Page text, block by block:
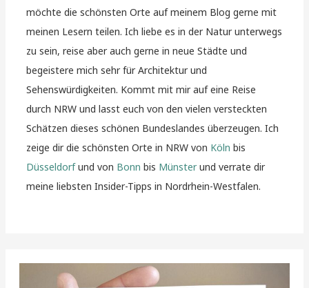
möchte die schönsten Orte auf meinem Blog gerne mit
meinen Lesern teilen. Ich liebe es in der Natur unterwegs
zu sein, reise aber auch gerne in neue Städte und
begeistere mich sehr für Architektur und
Sehenswürdigkeiten. Kommt mit mir auf eine Reise
durch NRW und lasst euch von den vielen versteckten
Schätzen dieses schönen Bundeslandes überzeugen. Ich
zeige dir die schönsten Orte in NRW von Köln bis
Düsseldorfund von Bonn bis Münsterund verrate dir
meine liebsten Insider-Tipps in Nordrhein-Westfalen.